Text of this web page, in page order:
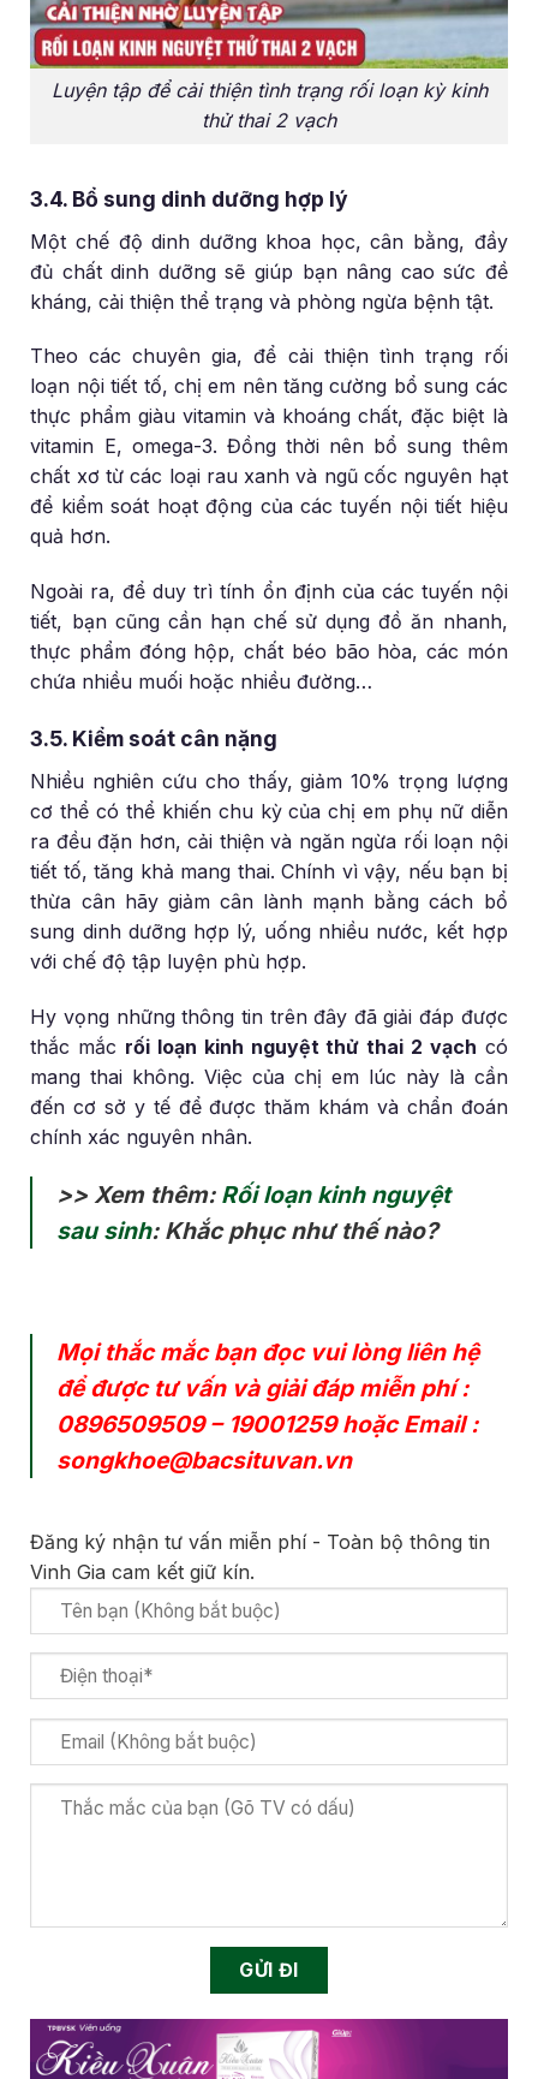
Luyện tập để cải thiện tình trạng rối loạn kỳ kinh
thử thai 2 vạch
3.4. Bổ sung dinh dưỡng hợp lý
Một chế độ dinh dưỡng khoa học, cân bằng, đầy
đủ chất dinh dưỡng sẽ giúp bạn nâng cao sức đề
kháng, cải thiện thể trạng và phòng ngừa bệnh tật.
Theo các chuyên gia, để cải thiện tình trạng rối
loạn nội tiết tố, chị em nên tăng cường bổ sung các
thực phẩm giàu vitamin và khoáng chất, đặc biệt là
vitamin E, omega-3. Đồng thời nên bổ sung thêm
chất xơ từ các loại rau xanh và ngũ cốc nguyên hạt
để kiểm soát hoạt động của các tuyến nội tiết hiệu
quả hơn.
Ngoài ra, để duy trì tính ổn định của các tuyến nội
tiết, bạn cũng cần hạn chế sử dụng đồ ăn nhanh,
thực phẩm đóng hộp, chất béo bão hòa, các món
chứa nhiều muối hoặc nhiều đường…
3.5. Kiểm soát cân nặng
Nhiều nghiên cứu cho thấy, giảm 10% trọng lượng
cơ thể có thể khiến chu kỳ của chị em phụ nữ diễn
ra đều đặn hơn, cải thiện và ngăn ngừa rối loạn nội
tiết tố, tăng khả mang thai. Chính vì vậy, nếu bạn bị
thừa cân hãy giảm cân lành mạnh bằng cách bổ
sung dinh dưỡng hợp lý, uống nhiều nước, kết hợp
với chế độ tập luyện phù hợp.
Hy vọng những thông tin trên đây đã giải đáp được
thắc mắc rối loạn kinh nguyệt thử thai 2 vạch có
mang thai không. Việc của chị em lúc này là cần
đến cơ sở y tế để được thăm khám và chẩn đoán
chính xác nguyên nhân.
>> Xem thêm: Rối loạn kinh nguyệt
sau sinh: Khắc phục như thế nào?
Mọi thắc mắc bạn đọc vui lòng liên hệ
để được tư vấn và giải đáp miễn phí :
0896509509– 19001259hoặc Email :
songkhoe@bacsituvan.vn
Đăng ký nhận tư vấn miễn phí - Toàn bộ thông tin
Vinh Gia cam kết giữ kín.